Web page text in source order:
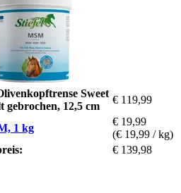
Sweet
gebrochen, 12,5 cm
€ 119,99
1 kg
€ 19,99
(€ 19,99 / kg)
€ 139,98